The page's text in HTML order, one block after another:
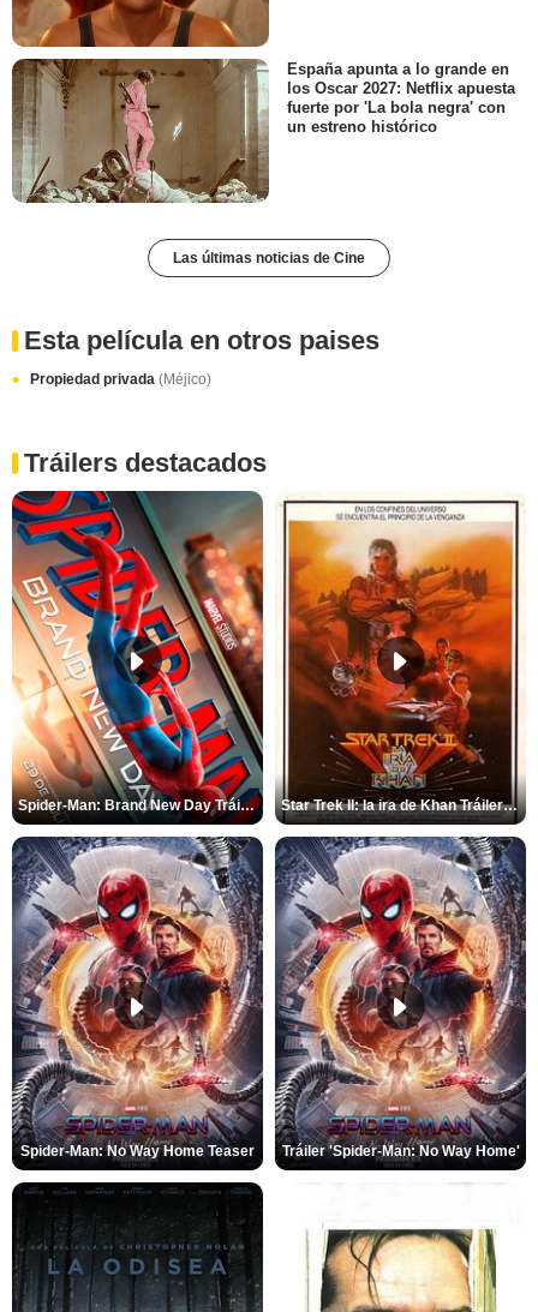
España apunta a lo grande en
los Oscar 2027: Netflix apuesta
fuerte por 'La bola negra' con
un estreno histórico
Las últimas noticias de Cine
Esta película en otros paises
Propiedad privada (Méjico)
Tráilers destacados
Spider-Man: Brand New Day Tráiler (3) Star Trek II: la ira de Khan Tráiler VO
Spider-Man: No Way Home Teaser Tráiler 'Spider-Man: No Way Home'